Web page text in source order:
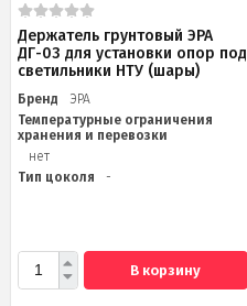
Держатель грунтовый ЭРА
ДГ-03 для установки опор под
светильники НТУ (шары)
Бренд
ЭРА
Температурные ограничения
хранения и перевозки
нет
Тип цоколя
-
В корзину